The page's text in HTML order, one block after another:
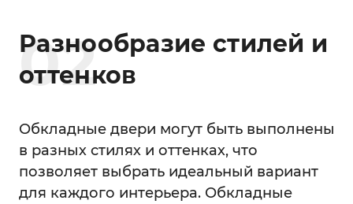
Разнообразие стилей и
оттенков
02
Обкладные двери могут быть выполнены
в разных стилях и оттенках, что
позволяет выбрать идеальный вариант
для каждого интерьера. Обкладные